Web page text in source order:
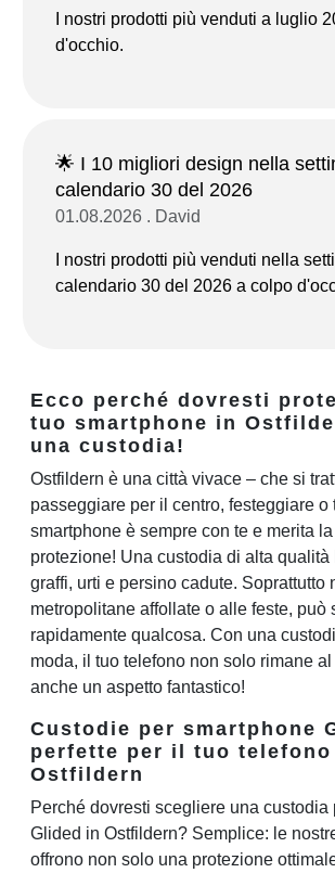
I nostri prodotti più venduti a luglio
d'occhio.
🌟 I 10 migliori design nella
calendario 30 del 2026
01.08.2026 . David
I nostri prodotti più venduti nella
calendario 30 del 2026 a colpo
Ecco perché dovresti
tuo smartphone in
una custodia!
Ostfildern è una città vivace – che si
passeggiare per il centro, festeggiare o
smartphone è sempre con te e merita
protezione! Una custodia di alta qualità
graffi, urti e persino cadute. Soprattutto
metropolitane affollate o alle feste, può
rapidamente qualcosa. Con una
moda, il tuo telefono non solo rimane
anche un aspetto fantastico!
Custodie per smartphone
perfette per il tuo telefono
Ostfildern
Perché dovresti scegliere una custodia
Glided in Ostfildern? Semplice: le
offrono non solo una protezione